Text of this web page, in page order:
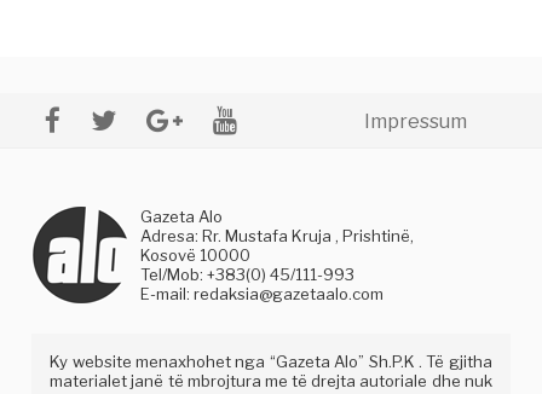
Impressum
Gazeta Alo
Adresa: Rr. Mustafa Kruja , Prishtinë,
Kosovë 10000
Tel/Mob: +383(0) 45/111-993
E-mail:redaksia@gazetaalo.com
Ky website menaxhohet nga “Gazeta Alo” Sh.P.K . Të gjitha
materialet janë të mbrojtura me të drejta autoriale dhe nuk